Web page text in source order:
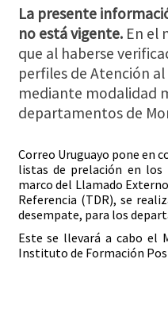
La presente
no está vigente. En el
que al haberse
perfiles de Atención
mediante modalidad
departamentos de
Correo Uruguayo pone en
listas de prelación en
marco del Llamado
Referencia (TDR), se
desempate, para los
Este se llevará a cabo el
Instituto de Formación